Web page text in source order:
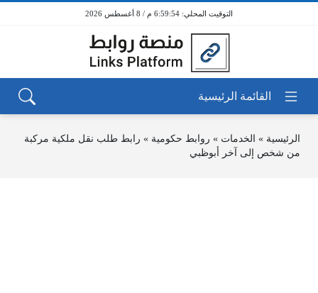
6:59:54 م / 8 أغسطس 2026
الرئيسية » الخدمات » روابط حكومية » رابط طلب نقل ملكية مركبة
من شخص إلى آخر أبوظبي